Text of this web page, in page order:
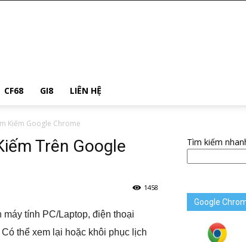
CF68 GI8 LIÊN HỆ
Kiếm Google Chrome
Trên Google
1458
máy tính PC/Laptop, điện thoại
thể xem lại hoặc khôi phục lịch
Tìm kiếm
Google